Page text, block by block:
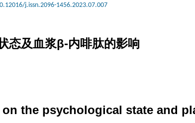
j.issn.2096-1456.2023.07.007
态及血浆β-内啡肽的影响
the psychological state and